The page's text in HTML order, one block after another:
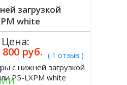
загрузкой
white
( 1 отзыв )
Цена:
800 руб.
с нижней загрузкой
P5-LXPM white